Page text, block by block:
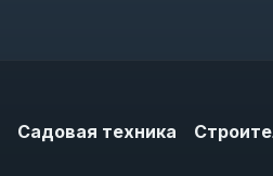
Садовая техника